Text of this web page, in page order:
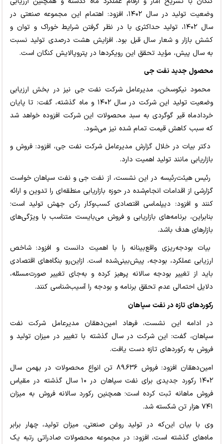
وضعیت تولید در سال ۱۴۰۲، افزود: اهتمام این مجموعه صنعتی در
سال ۱۴۰۲، تولید حداکثری با در نظر گرفتن شرایط خوراک و توان و
کشش بازار و شعار سال قبل بود. افزایش هشت درصدی تولید نسبت
به سال پیش، مؤید تحقق این رویکردها در پتروپالایش کنگان است.
محصول جدید نفت جی
محمود نیکوسخن، مدیرعامل شرکت نفت جی نیز در بخش ارزیابی
وضعیت تولید این شرکت در سال ۱۴۰۲ و ماه گذشته، گفت: تا پایان
خردادماه قیر گوگردی به سبد محصولات این شرکت افزوده خواهد شد
که سبب کاهش قیمت تمام شده نیز می‌شود.
دکتر بیات در خلال گزارش مدیرعامل شرکت نفت جی، افزود: فروش و
بازاریابی مانند تولید اهمیت دارد.
رئیس هیئت‌رئیسه در این نشست، از نفت جی و نفت سپاهان خواست
گزارشی از اقدامات انجام‌شده در حوزه بازاریابی منطقه‌ای را تدوین و ارائه
کنند و افزود: دیپلماسی اقتصادی کسب‌وکار رکن جهش تولید است؛
بنابراین، برنامه‌های بازاریابی و فروش می‌بایست متناسب با ویژگی‌های
بازارهای هدف باشد.
بیات بودجه‌ریزی واقع‌بینانه را با اهمیت دانست و افزود: شاخص
ارزیابی عملکرد، بودجه، پیش‌بینی‌شده است. ازاین‌رو بنگاه‌های اقتصادی
باید از تغییر بودجه سالانه پرهیز کرده و به‌جای تغییر صورت‌مسئله،
دلایل احتمالی عدم تحقق برنامه و بودجه را آسیب‌شناسی کنند.
رکوردهای تازه در نفت سپاهان
در ادامه این نشست، فرهاد امین‌دهقان مدیرعامل شرکت نفت
سپاهان، گفت: این شرکت در سال گذشته با تغییر در میزان تولید و
فروش به رکوردهای تازه دست یافت.
امین‌دهقان افزود: فروش ۸۹.۶۳۶ تن انواع محصولات در بهمن سال
۱۴۰۲ رکورد جدیدی برای نفت سپاهان در ۱۰ سال گذشته در مقیاس
فروش ماهانه ثبت کرده است؛ همچنین رکورد سالانه فروش به میزان
۷۴۱ هزار تن شکسته شد.
وی با بیان این‌که در تولید روغن صنعتی، میزان تولید، چهار برابر
ماه‌های گذشته است، افزود: در مجموعه محصولات صادراتی رتبه یک